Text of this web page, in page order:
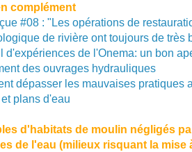
complément
#08 : "Les opérations de
de rivière ont toujours de très
d'expériences de l'Onema: un bon
des ouvrages hydrauliques
dépasser les mauvaises pratiques
plans d'eau
d'habitats de moulin négligés
de l'eau (milieux risquant la mise